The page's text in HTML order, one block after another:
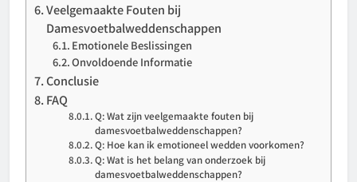
Veelgemaakte Fouten bij
Damesvoetbalweddenschappen
Emotionele Beslissingen
Onvoldoende Informatie
Conclusie
FAQ
Q: Wat zijn veelgemaakte fouten bij
damesvoetbalweddenschappen?
Q: Hoe kan ik emotioneel wedden voorkomen?
Q: Wat is het belang van onderzoek bij
damesvoetbalweddenschappen?